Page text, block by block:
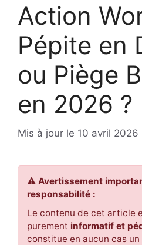
Action
Pépite en
ou Piège
en 2026 ?
Mis à jour le 10 avril 2026
⚠️ Avertissement
responsabilité :
Le contenu de cet article
purement informatif et
constitue en aucun cas un